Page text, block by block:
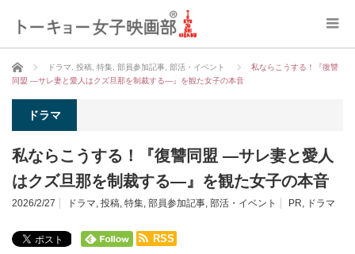
ホーム ドラマ 投稿 特集 部員参加記事 部活・イベント
私ならこうする！『復讐
同盟 —サレ妻と愛人はクズ旦那を制裁する—』を観た女子の本音
ドラマ
私ならこうする！『復讐同盟 —サレ妻と愛人
はクズ旦那を制裁する—』を観た女子の本音
2026/2/27 ドラマ, 投稿, 特集, 部員参加記事, 部活・イベント PR, ドラマ
RSS